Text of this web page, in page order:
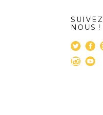
SUIVEZ
NOUS !